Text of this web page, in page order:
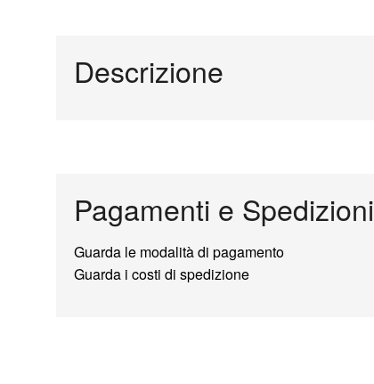
Descrizione
Pagamenti e Spedizioni
Guarda le modalità di pagamento
Guarda i costi di spedizione